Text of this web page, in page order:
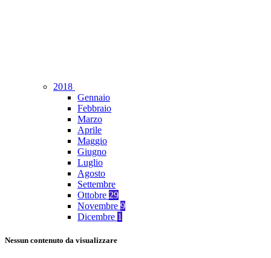
2018
Gennaio
Febbraio
Marzo
Aprile
Maggio
Giugno
Luglio
Agosto
Settembre
Ottobre 29
Novembre 9
Dicembre 1
Nessun contenuto da visualizzare